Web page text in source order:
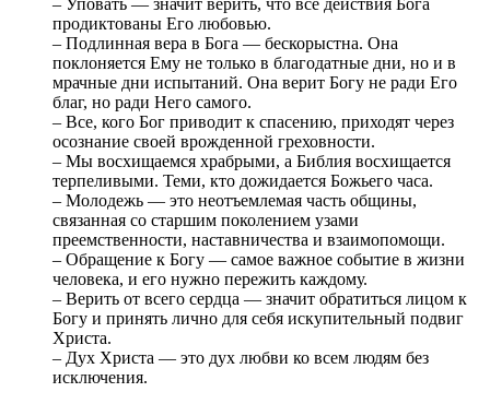
– Уповать — значит верить, что все действия Бога
продиктованы Его любовью.
– Подлинная вера в Бога — бескорыстна. Она
поклоняется Ему не только в благодатные дни, но и в
мрачные дни испытаний. Она верит Богу не ради Его
благ, но ради Него самого.
– Все, кого Бог приводит к спасению, приходят через
осознание своей врожденной греховности.
– Мы восхищаемся храбрыми, а Библия восхищается
терпеливыми. Теми, кто дожидается Божьего часа.
– Молодежь — это неотъемлемая часть общины,
связанная со старшим поколением узами
преемственности, наставничества и взаимопомощи.
– Обращение к Богу — самое важное событие в жизни
человека, и его нужно пережить каждому.
– Верить от всего сердца — значит обратиться лицом к
Богу и принять лично для себя искупительный подвиг
Христа.
– Дух Христа — это дух любви ко всем людям без
исключения.